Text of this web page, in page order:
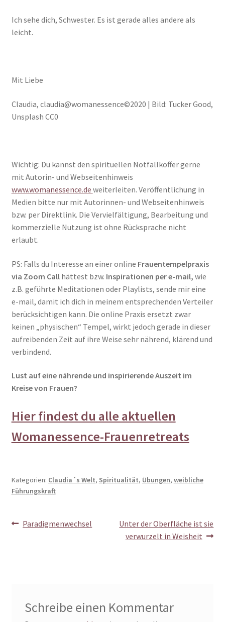
Ich sehe dich, Schwester. Es ist gerade alles andere als
leicht.
Mit Liebe
Claudia, claudia@womanessence©2020 | Bild: Tucker Good,
Unsplash CC0
Wichtig: Du kannst den spirituellen Notfallkoffer gerne
mit Autorin- und Webseitenhinweis
www.womanessence.de weiterleiten. Veröffentlichung in
Medien bitte nur mit Autorinnen- und Webseitenhinweis
bzw. per Direktlink. Die Vervielfältigung, Bearbeitung und
kommerzielle Nutzung ist ohne Rücksprache nicht
erlaubt.
PS: Falls du Interesse an einer online Frauentempelpraxis
via Zoom Callhättest bzw. Inspirationen per e-mail, wie
z.B. geführte Meditationen oder Playlists, sende mir eine
e-mail, damit ich dich in meinem entsprechenden Verteiler
berücksichtigen kann. Die online Praxis ersetzt zwar
keinen „physischen“ Tempel, wirkt jedoch gerade in dieser
aufreibenden Zeit auf ihre Weise sehr nährend, klärend und
verbindend.
Lust auf eine nährende und inspirierende Auszeit im
Kreise von Frauen?
Hier findest du alle aktuellen
Womanessence-Frauenretreats
Kategorien: Claudia´s Welt, Spiritualität, Übungen, weibliche
Führungskraft
Beitragsnavigation
Vorheriger
Paradigmenwechsel
Nächster
Beitrag:
Unter der Oberfläche ist sie
verwurzelt in Weisheit
Schreibe einen Kommentar